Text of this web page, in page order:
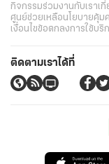
กิจกรรมร่วมงานกับเราเ
ศูนย์ช่วยเหลือนโยบายคุ้ม
เงื่อนไขข้อตกลงการใช้บริ
ติดตามเราได้ที่